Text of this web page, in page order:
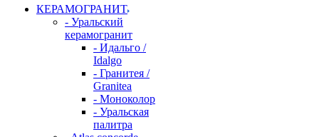
КЕРАМОГРАНИТ
- Уральский
керамогранит
- Идальго /
Idalgo
- Гранитея /
Granitea
- Моноколор
- Уральская
палитра